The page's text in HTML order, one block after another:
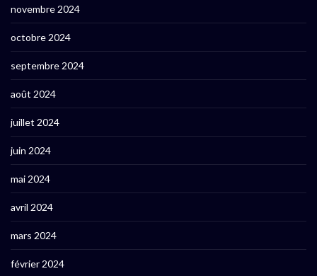
novembre 2024
octobre 2024
septembre 2024
août 2024
juillet 2024
juin 2024
mai 2024
avril 2024
mars 2024
février 2024